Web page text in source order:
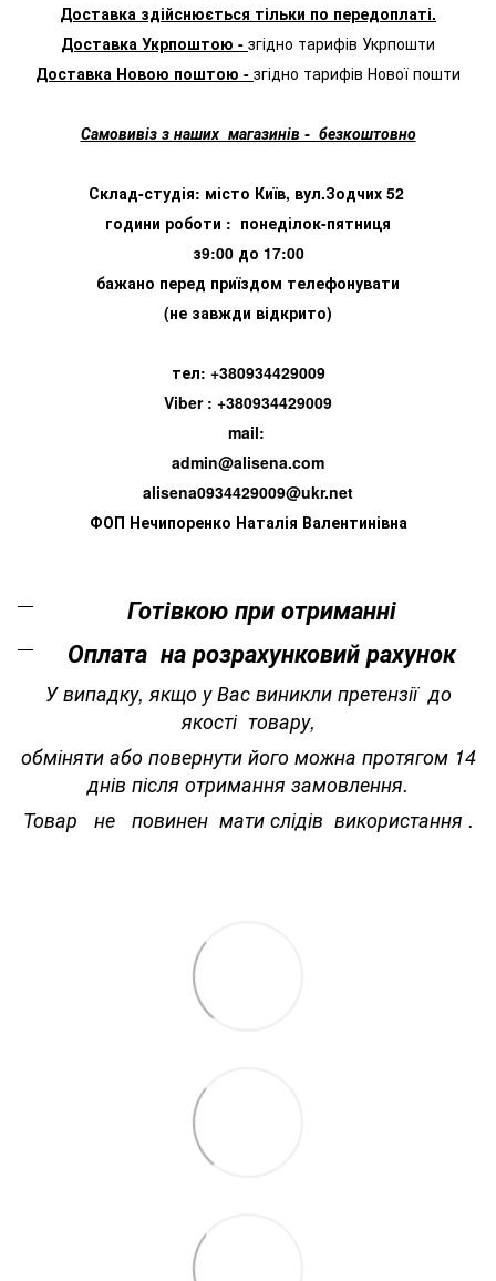
Доставка здійснюється тільки по передоплаті.
Доставка Укрпоштою - згідно тарифів Укрпошти
Доставка Новою поштою - згідно тарифів Нової пошти
Самовивіз з наших магазинів - безкоштовно
Склад-студія: місто Київ, вул.Зодчих 52
години роботи : понеділок-пятниця
з9:00 до 17:00
бажано перед приїздом телефонувати
(не завжди відкрито)
тел: +380934429009
Viber : +380934429009
mail:
admin@alisena.com
alisena0934429009@ukr.net
ФОП Нечипоренко Наталія Валентинівна
Готівкою при отриманні
Оплата на розрахунковий рахунок
У випадку, якщо у Вас виникли претензії до
якості товару,
обміняти або повернути його можна протягом 14
днів після отримання замовлення.
Товар не повинен мати слідів використання .